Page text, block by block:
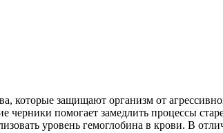
которые защищают организм от
черники помогает замедлить процессы
уровень гемоглобина в крови. В